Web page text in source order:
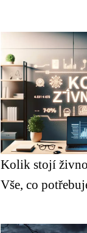
Kolik stojí
Vše, co